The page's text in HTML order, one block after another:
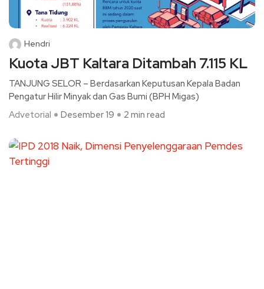
Hendri
Kuota JBT Kaltara Ditambah 7.115 KL
TANJUNG SELOR – Berdasarkan Keputusan Kepala Badan
Pengatur Hilir Minyak dan Gas Bumi (BPH Migas)
Advetorial
Desember 19 2 min read